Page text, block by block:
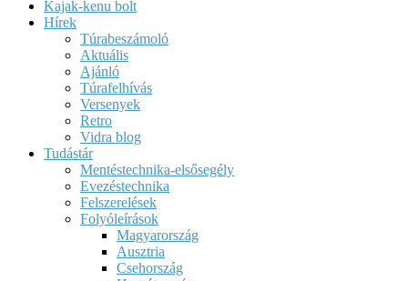
Kajak-kenu bolt
Hírek
Túrabeszámoló
Aktuális
Ajánló
Túrafelhívás
Versenyek
Retro
Vidra blog
Tudástár
Mentéstechnika-elsősegély
Evezéstechnika
Felszerelések
Folyóleírások
Magyarország
Ausztria
Csehország